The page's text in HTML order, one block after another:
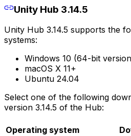
Unity Hub 3.14.5
Unity Hub 3.14.5 supports the
systems:
Windows 10 (64-bit
macOS X 11+
Ubuntu 24.04
Select one of the following
version 3.14.5 of the Hub:
Operating system